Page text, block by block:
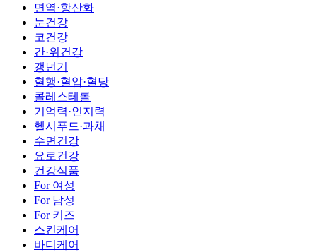
면역·항산화
눈건강
코건강
간·위건강
갱년기
혈행·혈압·혈당
콜레스테롤
기억력·인지력
헬시푸드·과채
수면건강
요로건강
건강식품
For 여성
For 남성
For 키즈
스킨케어
바디케어